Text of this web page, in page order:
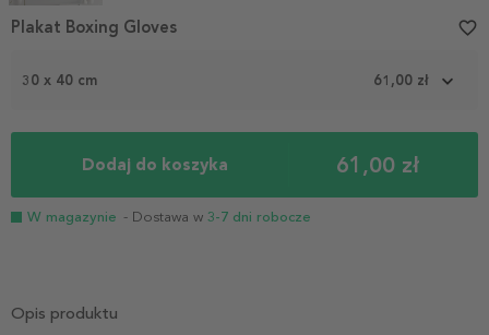
1
30 x 40 cm 61,00 zł
Dodaj do koszyka 61,00 zł
W magazynie - Dostawa w 3-7 dni robocze
Plakat Boxing Gloves favorite_border
Opis produktu